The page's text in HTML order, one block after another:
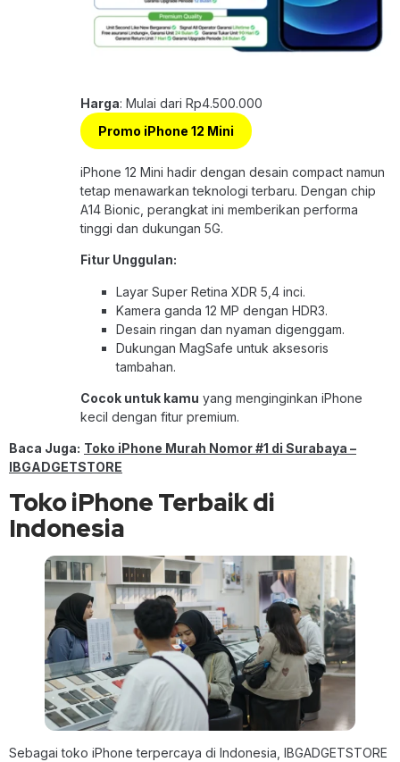
Harga: Mulai dari Rp4.500.000
Promo iPhone 12 Mini
iPhone 12 Mini hadir dengan desain compact namun
tetap menawarkan teknologi terbaru. Dengan chip
A14 Bionic, perangkat ini memberikan performa
tinggi dan dukungan 5G.
Fitur Unggulan:
Layar Super Retina XDR 5,4 inci.
Kamera ganda 12 MP dengan HDR3.
Desain ringan dan nyaman digenggam.
Dukungan MagSafe untuk aksesoris
tambahan.
Cocok untuk kamu yang menginginkan iPhone
kecil dengan fitur premium.
Baca Juga: Toko iPhone Murah Nomor #1 di Surabaya –
IBGADGETSTORE
Toko iPhone Terbaik di
Indonesia
Sebagai toko iPhone terpercaya di Indonesia, IBGADGETSTORE